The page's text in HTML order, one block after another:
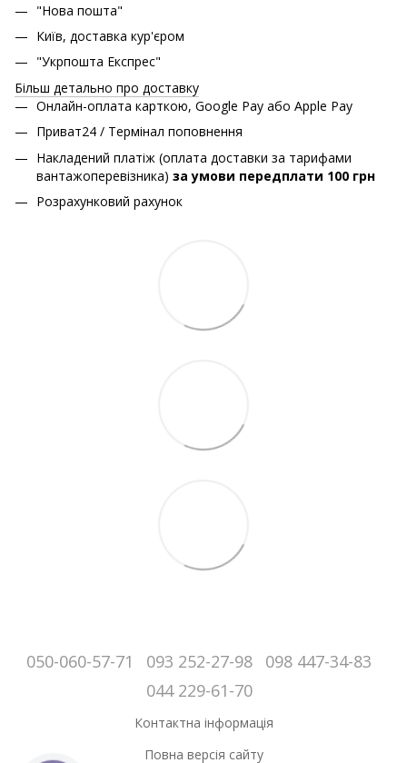
"Нова пошта"
Київ, доставка кур'єром
"Укрпошта Експрес"
Більш детально про доставку
Онлайн-оплата карткою, Google Pay або Apple Pay
Приват24 / Термінал поповнення
Накладений платіж (оплата доставки за тарифами
вантажоперевізника) за умови передплати 100 грн
Розрахунковий рахунок
050-060-57-71 093 252-27-98
098 447-34-83
044 229-61-70
Контактна інформація
Повна версія сайту